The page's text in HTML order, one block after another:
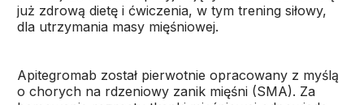
już zdrową dietę i ćwiczenia, w tym trening siłowy,
dla utrzymania masy mięśniowej.
Apitegromab został pierwotnie opracowany z myślą
o chorych na rdzeniowy zanik mięśni (SMA). Za